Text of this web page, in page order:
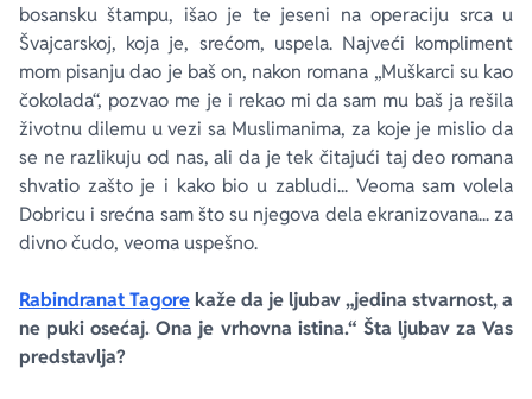
bosansku štampu, išao je te jeseni na operaciju srca u
Švajcarskoj, koja je, srećom, uspela. Najveći kompliment
mom pisanju dao je baš on, nakon romana „Muškarci su kao
čokolada“, pozvao me je i rekao mi da sam mu baš ja rešila
životnu dilemu u vezi sa Muslimanima, za koje je mislio da
se ne razlikuju od nas, ali da je tek čitajući taj deo romana
shvatio zašto je i kako bio u zabludi... Veoma sam volela
Dobricu i srećna sam što su njegova dela ekranizovana... za
divno čudo, veoma uspešno.
Rabindranat Tagorekaže da je ljubav „jedina stvarnost, a
ne puki osećaj. Ona je vrhovna istina.“ Šta ljubav za Vas
predstavlja?